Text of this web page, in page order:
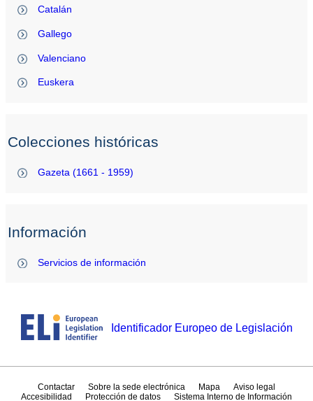
Catalán
Gallego
Valenciano
Euskera
Colecciones históricas
Gazeta (1661 - 1959)
Información
Servicios de información
Identificador Europeo de Legislación
Contactar Sobre la sede electrónica Mapa
Aviso legal
Accesibilidad
Protección de datos Sistema Interno de Información